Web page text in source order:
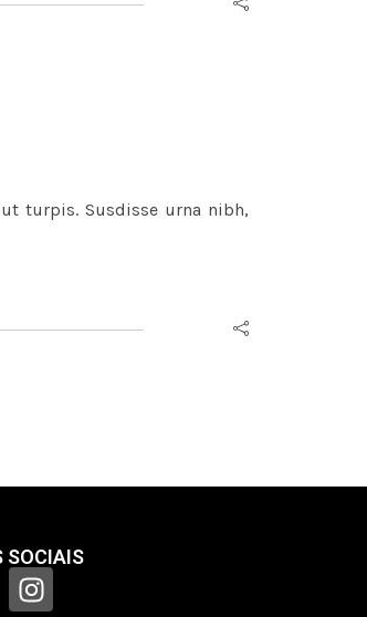
turpis. Susdisse urna nibh,
SOCIAIS